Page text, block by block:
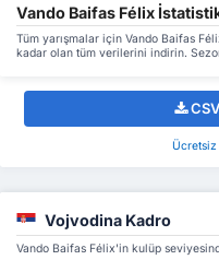
Vando Baifas Félix
Tüm yarışmalar için Vando Baifas
kadar olan tüm verilerini indirin.
Ücretsiz
Vojvodina Kadro
Vando Baifas Félix'in kulüp